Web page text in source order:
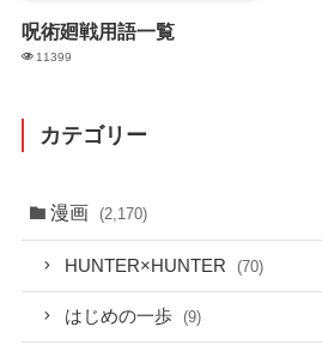
呪術廻戦用語一覧
11399
カテゴリー
漫画 (2,170)
HUNTER×HUNTER (70)
はじめの一歩 (9)